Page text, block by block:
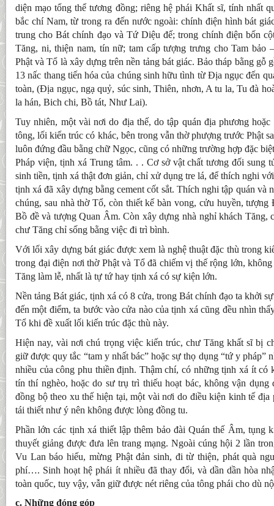
diện mạo tổng thể tương đồng; riêng hệ phái Khất sĩ, tính nhất
bắc chí Nam, từ trong ra đến nước ngoài: chính điện hình bát
trung cho Bát chính đạo và Tứ Diệu đế; trong chính điện bốn
Tăng, ni, thiện nam, tín nữ; tam cấp tượng trưng cho Tam bảo
Phật và Tổ là xây dựng trên nền tảng bát giác. Bảo tháp bằng gỗ
13 nấc thang tiến hóa của chúng sinh hữu tình từ Địa ngục đến
toàn, (Địa ngục, ngạ quỷ, súc sinh, Thiên, nhơn, A tu la, Tu đà
la hán, Bich chi, Bồ tát, Như Lai).
Tuy nhiên, một vài nơi do địa thế, do tập quán địa phương
tông, lối kiến trúc có khác, bên trong vẫn thờ phượng trước Phật
luôn đứng đầu bằng chữ Ngọc, cũng có những trường hợp đặc
Pháp viện, tịnh xá Trung tâm. . . Cơ sở vật chất tương đối sung
sinh tiền, tịnh xá thật đơn giản, chỉ xử dụng tre lá, để thích nghi
tịnh xá đã xây dựng bằng cement cốt sắt. Thích nghi tập quán và
chúng, sau nhà thờ Tổ, còn thiết kế bàn vong, cửu huyền,
Bồ đề và tượng Quan Âm. Còn xây dựng nhà nghỉ khách Tăng,
chư Tăng chỉ sống bằng việc đi trì bình.
Với lối xây dựng bát giác được xem là nghệ thuật đặc thù trong
trong đại điện nơi thờ Phật và Tổ đã chiếm vị thế rộng lớn,
Tăng làm lễ, nhất là tự tứ hay tịnh xá có sự kiện lớn.
Nền tảng Bát giác, tịnh xá có 8 cửa, trong Bát chính đạo ta khởi
đến một điểm, ta bước vào cửa nào của tịnh xá cũng đều nhìn
Tổ khi đề xuất lối kiến trúc đặc thù này.
Hiện nay, vài nơi chú trọng việc kiến trúc, chư Tăng khất sĩ bị
giữ được quy tắc “tam y nhất bác” hoặc sự thọ dụng “tứ y pháp”
nhiều của công phu thiền định. Thậm chí, có những tịnh xá ít có
tín thí nghèo, hoặc do sư trụ trì thiếu hoạt bác, không vận dụng
đồng bộ theo xu thế hiện tại, một vài nơi do điều kiện kinh tế
tái thiết như ý nên không được lòng đồng tu.
Phần lớn các tịnh xá thiết lập thêm bảo đài Quán thế Âm, tụng
thuyết giảng được đưa lên trang mạng. Ngoài cúng hội 2 lần
Vu Lan báo hiếu, mừng Phật đản sinh, đi từ thiện, phát quà
phí…. Sinh hoạt hệ phái ít nhiều đã thay đổi, và dần dần hòa
toàn quốc, tuy vậy, vẫn giữ được nét riêng của tông phái cho dù
c. Những đóng góp